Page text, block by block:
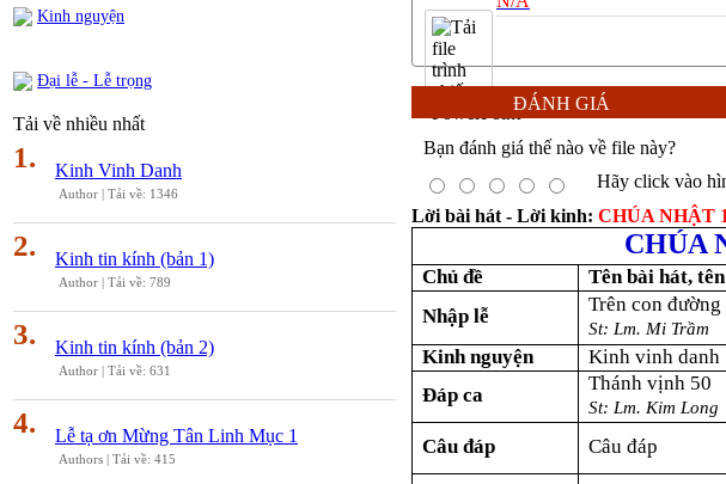
Kinh nguyện
Đại lễ - Lễ trọng
Tải về nhiều nhất
1. Kinh Vinh Danh
Author | Tải về: 1346
2. Kinh tin kính (bản 1)
Author | Tải về: 789
3. Kinh tin kính (bản 2)
Author | Tải về: 631
4. Lễ tạ ơn Mừng Tân Linh Mục 1
Authors | Tải về: 415
ĐÁNH GIÁ
Bạn đánh giá thế nào về file này?
Hãy click vào
Lời bài hát - Lời kinh: CHÚA NHẬT
CHÚA
Chủ đề Tên bài hát,
Nhập lễ
Trên con đường
St: Lm. Mi Trầm
Kinh nguyện
Kinh vinh danh
Đáp ca
Thánh vịnh 50
St: Lm. Kim Long
Câu đáp
Câu đáp